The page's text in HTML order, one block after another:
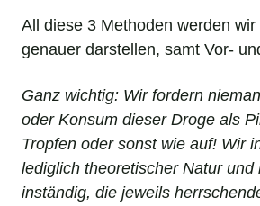
All diese 3 Methoden werden
genauer darstellen, samt Vor-
Ganz wichtig: Wir fordern
oder Konsum dieser Droge als
Tropfen oder sonst wie auf! Wir
lediglich theoretischer Natur und
inständig, die jeweils